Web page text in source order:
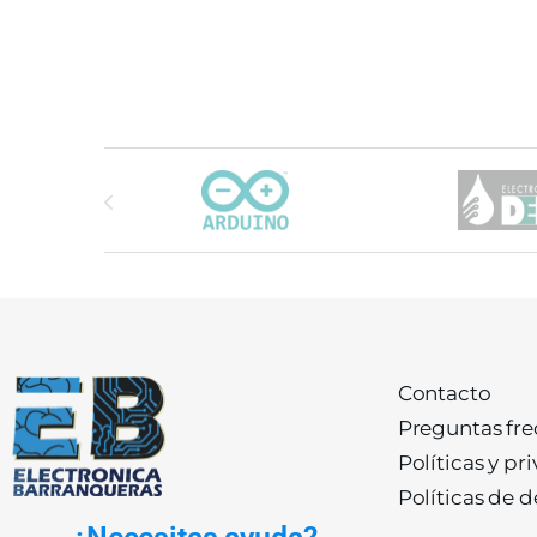
Carrusel de marcas
Contacto
Preguntas
Políticas y
Políticas de